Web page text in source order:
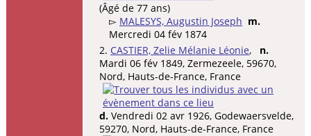
(Âgé de 77 ans)
▻ MALESYS, Augustin Joseph m.
Mercredi 04 fév 1874
2. CASTIER, Zelie Mélanie Léonie, n.
Mardi 06 fév 1849, Zermezeele, 59670,
Nord, Hauts-de-France, France
d. Vendredi 02 avr 1926, Godewaersvelde,
59270, Nord, Hauts-de-France, France